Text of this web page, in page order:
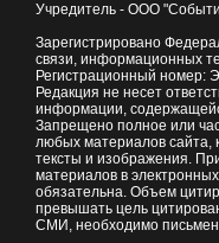
Учредитель - ООО
Зарегистрировано
связи, информационных
Регистрационный номер:
Редакция не несет
информации,
Запрещено полное или
любых материалов сайта,
тексты и изображения.
материалов в
обязательна. Объем
превышать цель
СМИ, необходимо